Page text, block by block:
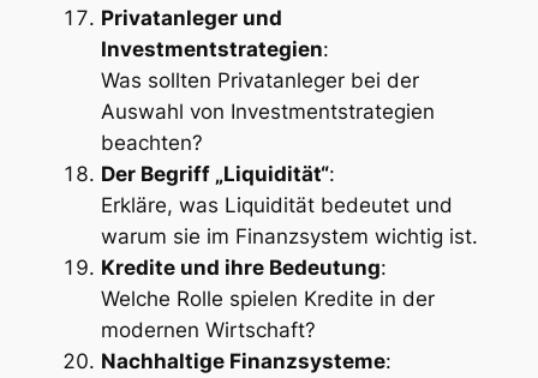
Privatanleger und
Investmentstrategien:
Was sollten Privatanleger bei der
Auswahl von Investmentstrategien
beachten?
Der Begriff „Liquidität“:
Erkläre, was Liquidität bedeutet und
warum sie im Finanzsystem wichtig ist.
Kredite und ihre Bedeutung:
Welche Rolle spielen Kredite in der
modernen Wirtschaft?
Nachhaltige Finanzsysteme: